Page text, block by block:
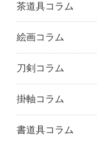
茶道具コラム
絵画コラム
刀剣コラム
掛軸コラム
書道具コラム